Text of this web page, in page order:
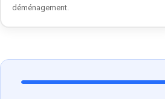
déménagement.